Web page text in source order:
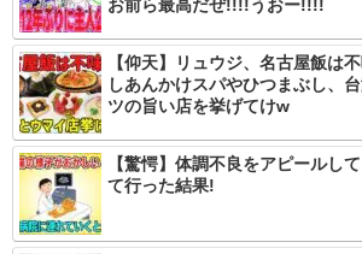
お前ら最高だぜ!!!!うおー!!!!
【仰天】リュウジ、名古屋飯は
しあんかけスパやひつまぶし、
ツの旨い店を挙げてけw
【驚愕】体調不良をアピールし
て行った結果!